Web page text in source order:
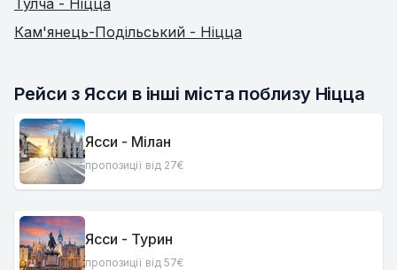
Тулча - Ніцца
Кам'янець-Подільський - Ніцца
Рейси з Ясси в інші міста поблизу Ніцца
Ясси - Мілан
пропозиції від 27€
Ясси - Турин
пропозиції від 57€